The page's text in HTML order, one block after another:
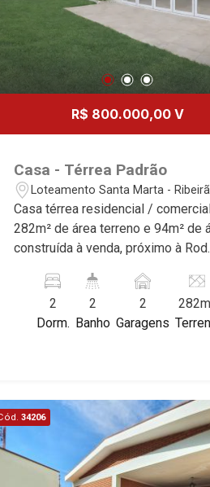
R$ 800.000,00 V
Casa - Térrea Padrão
Loteamento Santa Marta -
Preto/SP
Casa térrea residencial /
282m² de área terreno e 94m² de
construída à venda, próximo à Rod.
Santa Marta, Ribeirão Preto/SP.
Conheça as características deste
imóvel que a Martinelli Imobiliária
Área de serviço - Quintal - Corredor
lateral - 2 vagas Martinelli Imobiliária -
excelência absoluta no mercado
imobiliário de Ribeirão Preto.
Referência em imóveis de alto
2
Dorm.
2
Banho
2
Garagens
34206